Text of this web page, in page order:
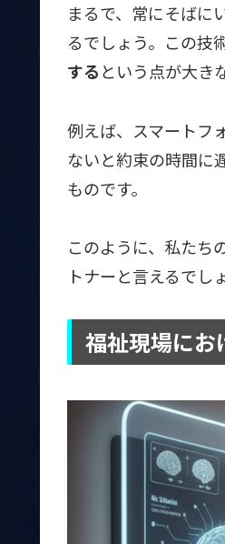
まるで、常にそばに
るでしょう。この技
するという点が大き
例えば、スマートフ
ないと約束の時間に
ものです。
このように、私たち
トナーと言えるでし
福祉現場にお